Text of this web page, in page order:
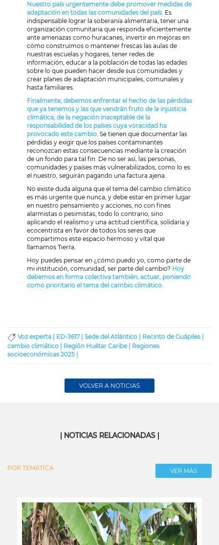
Nuestro país urgentemente debe promover medidas de
adaptación en todas las comunidades del país. Es
indispensable lograr la soberanía alimentaria, tener una
organización comunitaria que responda eficientemente
ante amenazas como huracanes, invertir en mejoras en
cómo construimos o mantener frescas las aulas de
nuestras escuelas y hogares, tener redes de
información, educar a la población de todas las edades
sobre lo que pueden hacer desde sus comunidades y
crear planes de adaptación municipales, comunales y
hasta familiares.
Finalmente, debemos enfrentar el hecho de las pérdidas
que ya tenemos y las que vendrán fruto de la injusticia
climática, de la negación inaceptable de la
responsabilidad de los países cuya voracidad ha
provocado este cambio. Se tienen que documentar las
pérdidas y exigir que los países contaminantes
reconozcan estas consecuencias mediante la creación
de un fondo para tal fin. De no ser así, las personas,
comunidades y países más vulnerabilizados, como lo es
el nuestro, seguirán pagando una factura ajena.
No existe duda alguna que el tema del cambio climático
es más urgente que nunca, y debe estar en primer lugar
en nuestro pensamiento y acciones, no con fines
alarmistas o pesimistas, todo lo contrario, sino
aplicando el realismo y una actitud científica, solidaria y
ecocentrista en favor de todos los seres que
compartimos este espacio hermoso y vital que
llamamos Tierra.
Hoy puedes pensar en ¿cómo puedo yo, como parte de
mi institución, comunidad, ser parte del cambio? Hoy
debemos en forma colectiva también, actuar, poniendo
como prioritario el tema del cambio climático.
Voz experta | ED-3617 | Sede del Atlántico | Recinto de Guápiles |
cambio climático | Región Huétar Caribe | Regiones
socioeconómicas 2025 |
VOLVER A NOTICIAS
| NOTICIAS RELACIONADAS |
POR TEMÁTICA VER MÁS